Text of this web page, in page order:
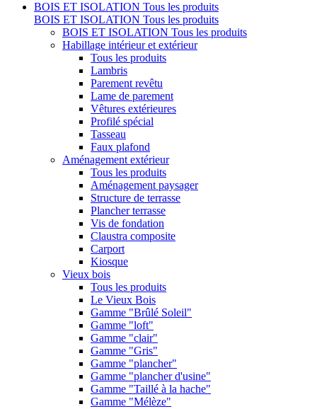
BOIS ET ISOLATION Tous les produits
BOIS ET ISOLATION Tous les produits
BOIS ET ISOLATION Tous les produits
Habillage intérieur et extérieur
Tous les produits
Lambris
Parement revêtu
Lame de parement
Vêtures extérieures
Profilé spécial
Tasseau
Faux plafond
Aménagement extérieur
Tous les produits
Aménagement paysager
Structure de terrasse
Plancher terrasse
Vis de fondation
Claustra composite
Carport
Kiosque
Vieux bois
Tous les produits
Le Vieux Bois
Gamme "Brûlé Soleil"
Gamme "loft"
Gamme "clair"
Gamme "Gris"
Gamme "plancher"
Gamme "plancher d'usine"
Gamme "Taillé à la hache"
Gamme "Mélèze"